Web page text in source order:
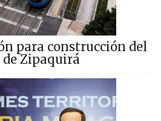
para construcción del
Zipaquirá